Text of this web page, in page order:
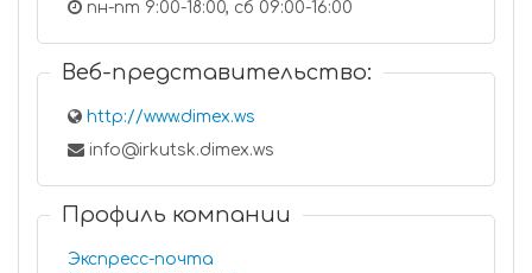
пн-пт 9:00-18:00, сб 09:00-16:00
Веб-представительство:
http://www.dimex.ws
info@irkutsk.dimex.ws
Профиль компании
Экспресс-почта